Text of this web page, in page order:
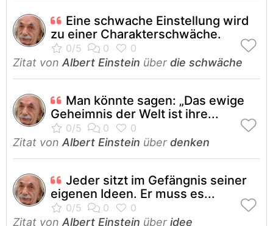
Eine schwache Einstellung wird
zu einer Charakterschwäche.
Zitat von Albert Einstein über die schwäche
Man könnte sagen: „Das ewige
Geheimnis der Welt ist ihre...
Zitat von Albert Einstein über denken
Jeder sitzt im Gefängnis seiner
eigenen Ideen. Er muss es...
Zitat von Albert Einstein über idee